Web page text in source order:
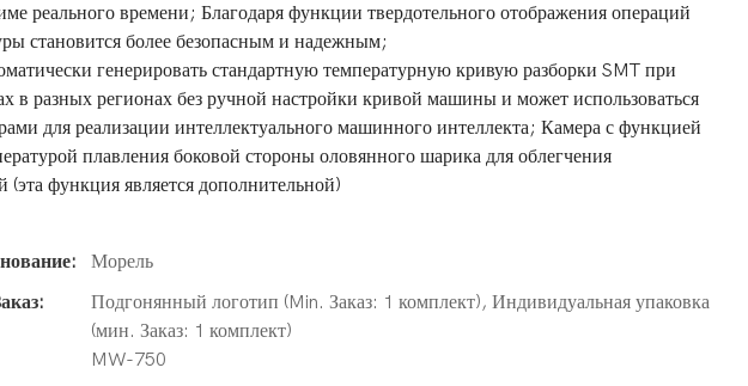
реального времени; Благодаря функции твердотельного отображения операций
становится более безопасным и надежным;
генерировать стандартную температурную кривую разборки SMT при
в разных регионах без ручной настройки кривой машины и может использоваться
для реализации интеллектуального машинного интеллекта; Камера с функцией
плавления боковой стороны оловянного шарика для облегчения
(эта функция является дополнительной)
Морель
Подгонянный логотип (Min. Заказ: 1 комплект), Индивидуальная упаковка
(мин. Заказ: 1 комплект)
MW-750